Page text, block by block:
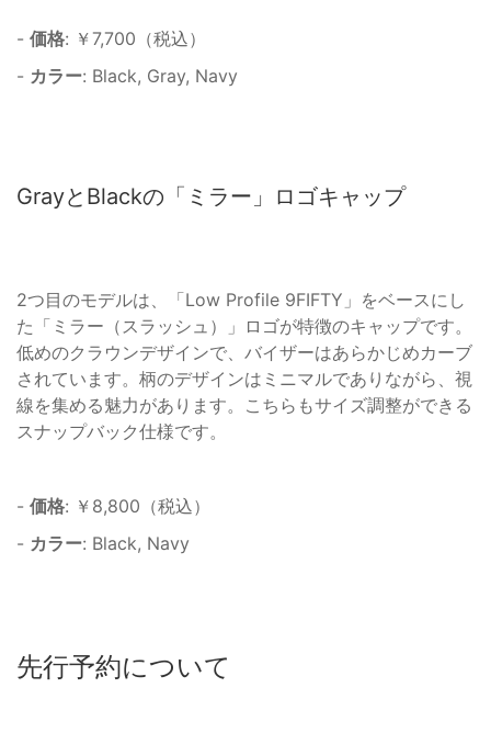
- 価格: ￥7,700（税込）
- カラー: Black, Gray, Navy
GrayとBlackの「ミラー」ロゴキャップ
2つ目のモデルは、「Low Profile 9FIFTY」をベースにし
た「ミラー（スラッシュ）」ロゴが特徴のキャップです。
低めのクラウンデザインで、バイザーはあらかじめカーブ
されています。柄のデザインはミニマルでありながら、視
線を集める魅力があります。こちらもサイズ調整ができる
スナップバック仕様です。
- 価格: ￥8,800（税込）
- カラー: Black, Navy
先行予約について